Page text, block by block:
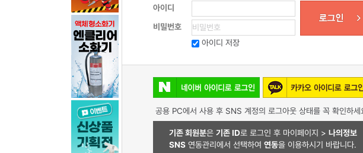
아이디
비밀번호
아이디 저장
공용 PC에서 사용 후 SNS 계정의 로그아웃 상태를 꼭 확인하세
기존 회원분은 기존 ID로 로그인 후 마이페이지 > 나의정보
SNS 연동관리에서 선택하여 연동을 이용하시기 바랍니다.